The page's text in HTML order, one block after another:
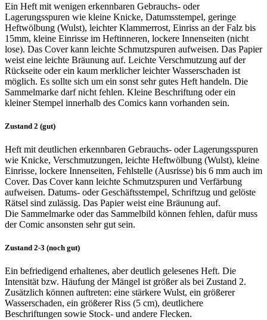
Ein Heft mit wenigen erkennbaren Gebrauchs- oder
Lagerungsspuren wie kleine Knicke, Datumsstempel, geringe
Heftwölbung (Wulst), leichter Klammerrost, Einriss an der Falz bis
15mm, kleine Einrisse im Heftinneren, lockere Innenseiten (nicht
lose). Das Cover kann leichte Schmutzspuren aufweisen. Das Papier
weist eine leichte Bräunung auf. Leichte Verschmutzung auf der
Rückseite oder ein kaum merklicher leichter Wasserschaden ist
möglich. Es sollte sich um ein sonst sehr gutes Heft handeln. Die
Sammelmarke darf nicht fehlen. Kleine Beschriftung oder ein
kleiner Stempel innerhalb des Comics kann vorhanden sein.
Zustand 2 (gut)
Heft mit deutlichen erkennbaren Gebrauchs- oder Lagerungsspuren
wie Knicke, Verschmutzungen, leichte Heftwölbung (Wulst), kleine
Einrisse, lockere Innenseiten, Fehlstelle (Ausrisse) bis 6 mm auch im
Cover. Das Cover kann leichte Schmutzspuren und Verfärbung
aufweisen. Datums- oder Geschäftsstempel, Schriftzug und gelöste
Rätsel sind zulässig. Das Papier weist eine Bräunung auf.
Die Sammelmarke oder das Sammelbild können fehlen, dafür muss
der Comic ansonsten sehr gut sein.
Zustand 2-3 (noch gut)
Ein befriedigend erhaltenes, aber deutlich gelesenes Heft. Die
Intensität bzw. Häufung der Mängel ist größer als bei Zustand 2.
Zusätzlich können auftreten: eine stärkere Wulst, ein größerer
Wasserschaden, ein größerer Riss (5 cm), deutlichere
Beschriftungen sowie Stock- und andere Flecken.